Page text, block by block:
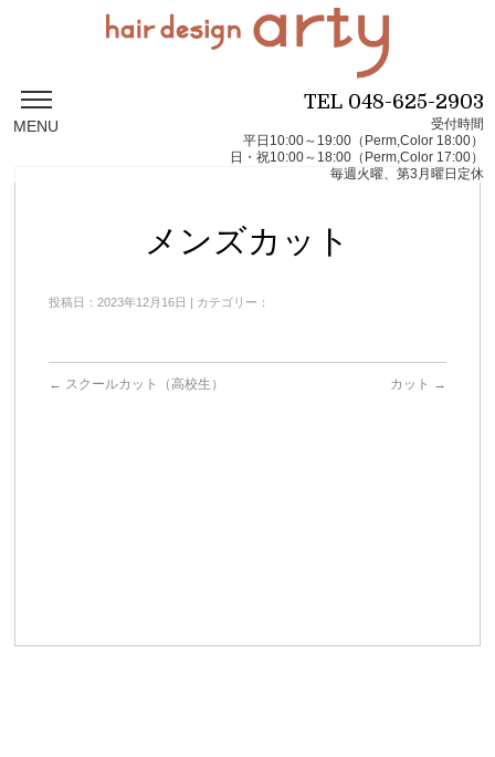
MENU
TEL 048-625-2903
受付時間
平日10:00～19:00（Perm,Color 18:00）
日・祝10:00～18:00（Perm,Color 17:00）
毎週火曜、第3月曜日定休
メンズカット
投稿日：2023年12月16日 | カテゴリー：
← スクールカット（高校生） カット →